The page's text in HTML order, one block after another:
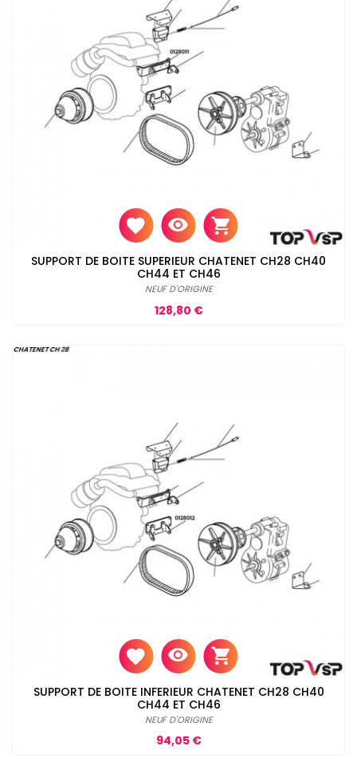
SUPPORT DE BOITE SUPERIEUR CHATENET CH28 CH40
CH44 ET CH46
NEUF D'ORIGINE
Prix
128,80 €
SUPPORT DE BOITE INFERIEUR CHATENET CH28 CH40
CH44 ET CH46
NEUF D'ORIGINE
Prix
94,05 €